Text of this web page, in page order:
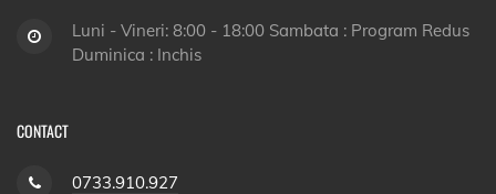
Luni - Vineri: 8:00 - 18:00 Sambata : Program Redus
Duminica : Inchis
CONTACT
0733.910.927